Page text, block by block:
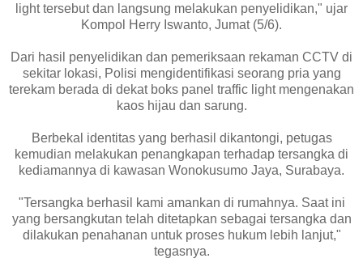
light tersebut dan langsung melakukan penyelidikan," ujar
Kompol Herry Iswanto, Jumat (5/6).
Dari hasil penyelidikan dan pemeriksaan rekaman CCTV di
sekitar lokasi, Polisi mengidentifikasi seorang pria yang
terekam berada di dekat boks panel traffic light mengenakan
kaos hijau dan sarung.
Berbekal identitas yang berhasil dikantongi, petugas
kemudian melakukan penangkapan terhadap tersangka di
kediamannya di kawasan Wonokusumo Jaya, Surabaya.
"Tersangka berhasil kami amankan di rumahnya. Saat ini
yang bersangkutan telah ditetapkan sebagai tersangka dan
dilakukan penahanan untuk proses hukum lebih lanjut,"
tegasnya.